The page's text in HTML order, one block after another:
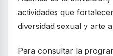
actividades que
diversidad sexual y arte
Para consultar la